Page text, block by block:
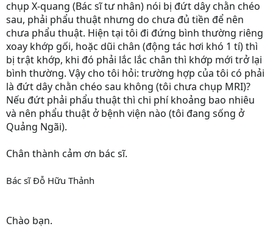
chụp X-quang (Bác sĩ tư nhân) nói bị đứt dây chằn chéo
sau, phải phẩu thuật nhưng do chưa đủ tiền để nên
chưa phẩu thuật. Hiện tại tôi đi đứng bình thường riêng
xoay khớp gối, hoặc dũi chân (động tác hơi khó 1 tí) thì
bị trật khớp, khi đó phải lắc lắc chân thì khớp mới trở lại
bình thường. Vậy cho tôi hỏi: trường hợp của tôi có phải
là đứt dây chằn chéo sau không (tôi chưa chụp MRI)?
Nếu đứt phải phẩu thuật thì chi phí khoảng bao nhiêu
và nên phẩu thuật ở bệnh viện nào (tôi đang sống ở
Quảng Ngãi).
Chân thành cảm ơn bác sĩ.
Bác sĩ Đỗ Hữu Thảnh
Chào bạn.